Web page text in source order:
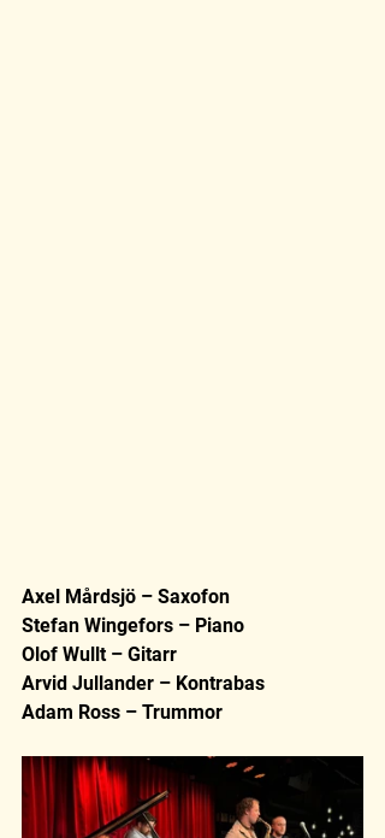
Axel Mårdsjö – Saxofon
Stefan Wingefors – Piano
Olof Wullt – Gitarr
Arvid Jullander – Kontrabas
Adam Ross – Trummor